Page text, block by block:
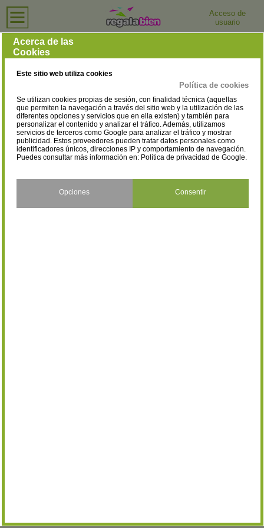
Acceso de
usuario
Centros de Salud y Bienestar en Ourense
Selecciona la localidad
Inicio › Centros de Salud y Bienestar
Allariz Celanova
O Carballiño(8)
Ourense(79) Ribadavia (2)
Verín(6) Xinzo de Limia (3)
Acerca de las
Cookies
Este sitio web utiliza cookies
Política de cookies
Se utilizan cookies propias de sesión, con finalidad técnica (aquellas
que permiten la navegación a través del sitio web y la utilización de las
diferentes opciones y servicios que en ella existen) y también para
personalizar el contenido y analizar el tráfico. Además, utilizamos
servicios de terceros como Google para analizar el tráfico y mostrar
publicidad. Estos proveedores pueden tratar datos personales como
identificadores únicos, direcciones IP y comportamiento de navegación.
Puedes consultar más información en: Política de privacidad de Google.
Opciones Consentir